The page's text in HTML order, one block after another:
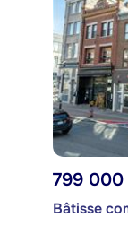
799
Bâtisse